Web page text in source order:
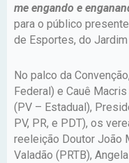
me engando e
para o público
de Esportes, do
No palco da
Federal) e Cauê
(PV – Estadual),
PV, PR, e PDT), os
reeleição Doutor João
Valadão (PRTB),